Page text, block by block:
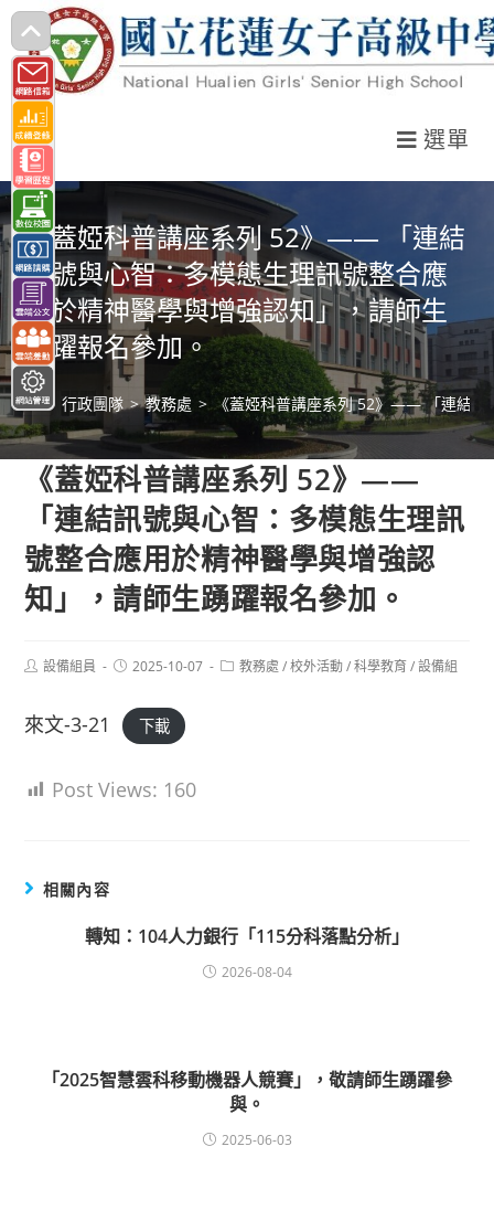
跳
轉
至
主
要
內
容
選單
《蓋婭科普講座系列 52》—— 「連結
訊號與心智：多模態生理訊號整合應
用於精神醫學與增強認知」，請師生
踴躍報名參加。
> 行政團隊 > 教務處 > 《蓋婭科普講座系列 52》—— 「連結訊
《蓋婭科普講座系列 52》——
「連結訊號與心智：多模態生理訊
號整合應用於精神醫學與增強認
知」，請師生踴躍報名參加。
Post設備組員
Post2025-10-07
Post教務處 / 校外活動 / 科學教育 / 設備組
來文-3-21 下載
Post Views: 160
相關內容
轉知：104人力銀行「115分科落點分析」
2026-08-04
「2025智慧雲科移動機器人競賽」，敬請師生踴躍參
與。
2025-06-03